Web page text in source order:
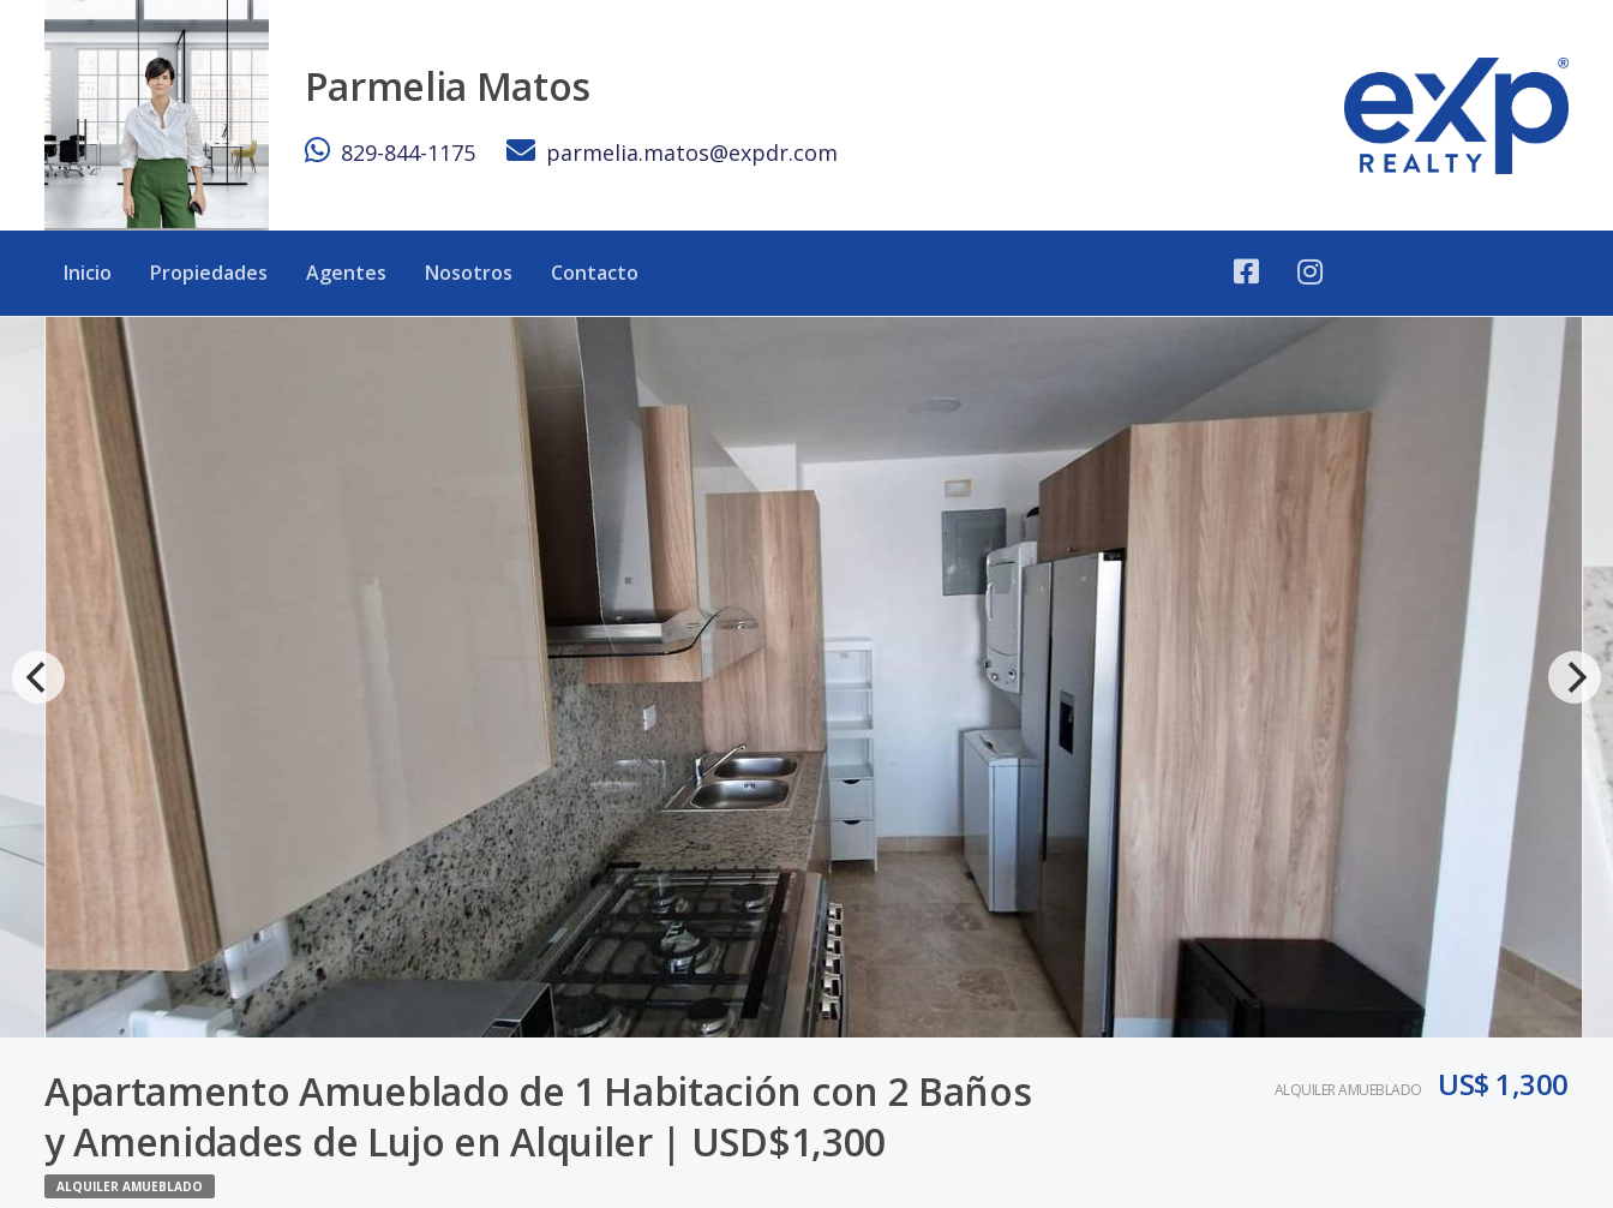
Parmelia Matos
829-844-1175 parmelia.matos@expdr.com
Inicio Propiedades Agentes Nosotros Contacto
Apartamento Amueblado de 1 Habitación con 2 Baños
y Amenidades de Lujo en Alquiler | USD$1,300
ALQUILER AMUEBLADO
ALQUILER AMUEBLADO US$ 1,300
Apartamento Amueblado de 1 Habitación con 2 Baños y Amenidades de Lujo en Alquiler | USD$1,300 - eXp Realty República Dominicana